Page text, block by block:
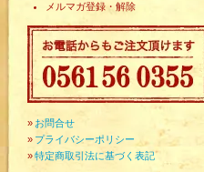
メルマガ登録・解除
» お問合せ
» プライバシーポリシー
»特定商取引法に基づく表記